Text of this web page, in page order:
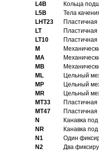
L4B
Кольца
L5B
Тела
LHT23
Пластичная
LT
Пластичная
LT10
Пластичная
M
MA
MB
ML
Цельный
MP
Цельный
MR
Цельный
MT33
Пластичная
MT47
Пластичная
N
Канавка
NR
Канавка
N1
Один
N2
Два